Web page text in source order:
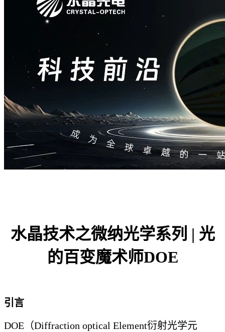
水晶技术之微纳光学系列 | 光
的百变魔术师DOE
引言
DOE（Diffraction optical Element衍射光学元